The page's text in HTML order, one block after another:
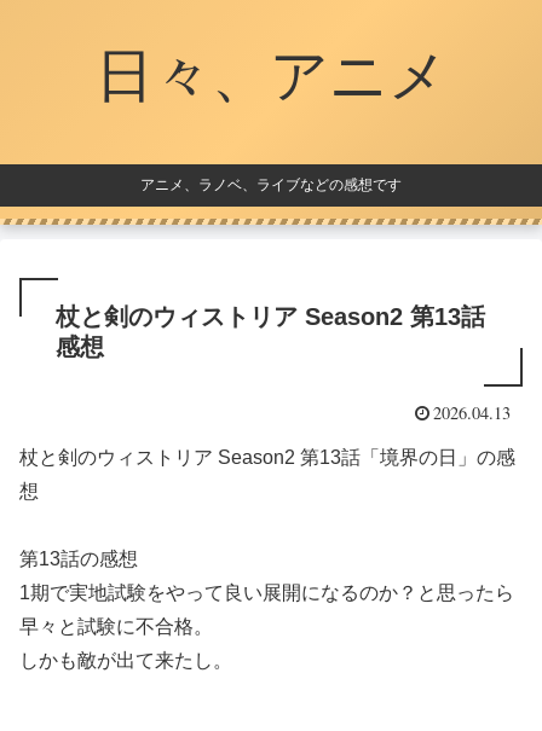
日々、アニメ
アニメ、ラノベ、ライブなどの感想です
杖と剣のウィストリア Season2 第13話
感想
2026.04.13
杖と剣のウィストリア Season2 第13話「境界の日」の感
想
第13話の感想
1期で実地試験をやって良い展開になるのか？と思ったら
早々と試験に不合格。
しかも敵が出て来たし。